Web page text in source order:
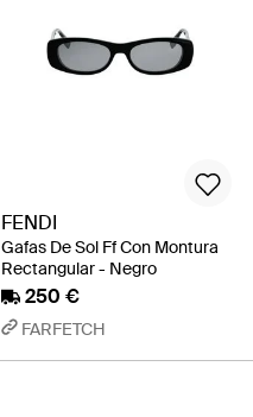
FENDI
Gafas De Sol Ff Con Montura
Rectangular - Negro
250 €
FARFETCH